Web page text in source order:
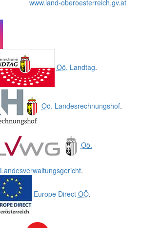
www.land-oberoesterreich.gv.at
Oö. Landtag.
Oö. Landesrechnungshof.
Oö.
Landesverwaltungsgericht.
Europe Direct OÖ.